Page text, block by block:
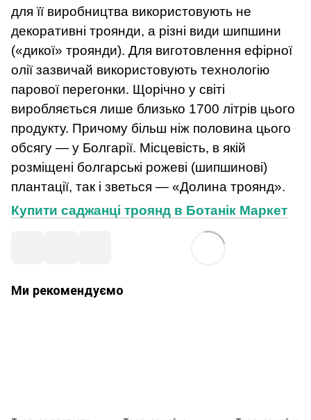
для її виробництва використовують не
декоративні троянди, а різні види шипшини
(«дикої» троянди). Для виготовлення ефірної
олії зазвичай використовують технологію
парової перегонки. Щорічно у світі
виробляється лише близько 1700 літрів цього
продукту. Причому більш ніж половина цього
обсягу — у Болгарії. Місцевість, в якій
розміщені болгарські рожеві (шипшинові)
плантації, так і зветься — «Долина троянд».
Купити саджанці троянд в Ботанік Маркет
Ми рекомендуємо